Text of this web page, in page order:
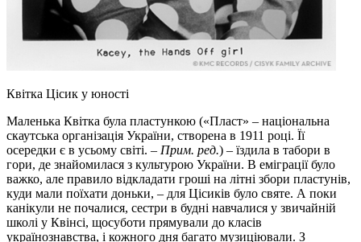
Квітка Цісик у юності
Маленька Квітка була пластункою («Пласт» – національна
скаутська організація України, створена в 1911 році. Її
осередки є в усьому світі. – Прим. ред.) – їздила в табори в
гори, де знайомилася з культурою України. В еміграції було
важко, але правило відкладати гроші на літні збори пластунів,
куди мали поїхати доньки, – для Цісиків було святе. А поки
канікули не почалися, сестри в будні навчалися у звичайній
школі у Квінсі, щосуботи прямували до класів
українознавства, і кожного дня багато музиціювали. З